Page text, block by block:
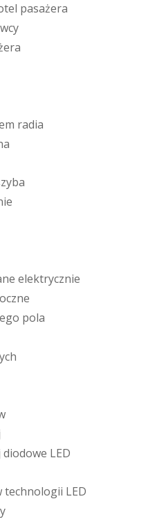
tel pasażera
wcy
era
m radia
a
zyba
ie
ne elektrycznie
oczne
ego pola
ych
diodowe LED
technologii LED
y